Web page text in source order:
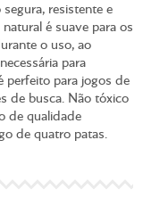
resistente e
é suave para os
o uso, ao
para
perfeito para jogos de
de busca. Não tóxico
de qualidade
de quatro patas.